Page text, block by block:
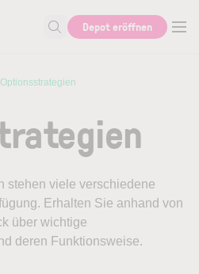
Suche nach Aktie, Autor...
Depot eröffnen
Optionsstrategien
stehen viele verschiedene
Erhalten Sie anhand von
über wichtige
deren Funktionsweise.